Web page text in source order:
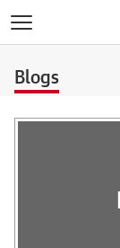
Blogs